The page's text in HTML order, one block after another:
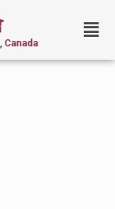
Canada